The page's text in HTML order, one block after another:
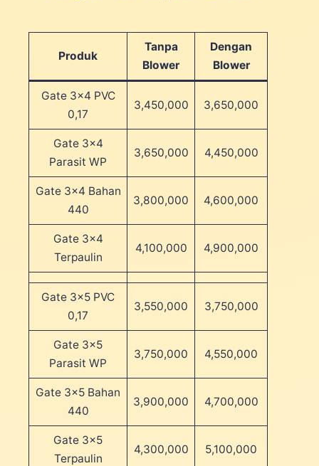
Produk
Tanpa
Blower
Dengan
Blower
Gate 3×4 PVC
0,17
3,450,000 3,650,000
Gate 3×4
Parasit WP
3,650,000 4,450,000
Gate 3×4 Bahan
440
3,800,000 4,600,000
Gate 3×4
Terpaulin
4,100,000 4,900,000
Gate 3×5 PVC
0,17
3,550,000 3,750,000
Gate 3×5
Parasit WP
3,750,000 4,550,000
Gate 3×5 Bahan
440
3,900,000 4,700,000
Gate 3×5
Terpaulin
4,300,000 5,100,000